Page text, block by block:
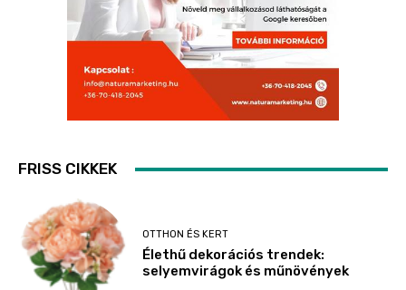
FRISS CIKKEK
OTTHON ÉS KERT
Élethű dekorációs trendek:
selyemvirágok és műnövények